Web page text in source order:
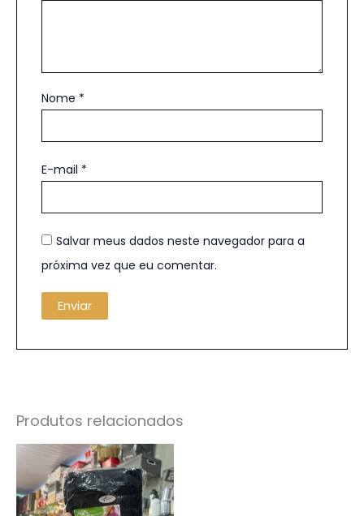
Nome *
E-mail *
Salvar meus dados neste navegador para a
próxima vez que eu comentar.
Produtos relacionados